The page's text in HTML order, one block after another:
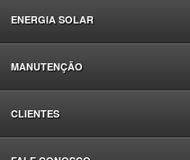
ENERGIA SOLAR
MANUTENÇÃO
CLIENTES